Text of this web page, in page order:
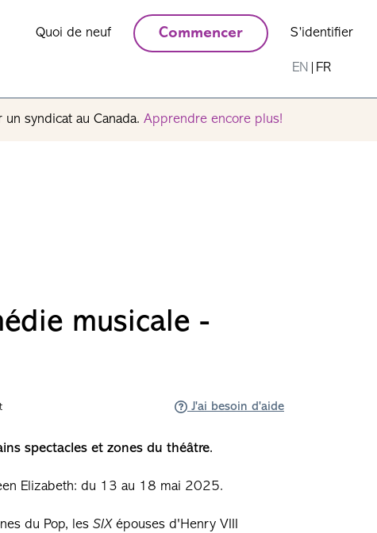
Quoi de neuf Commencer S’identifier
EN FR
syndicat au Canada. Apprendre encore plus!
musicale -
J'ai besoin d'aide
spectacles et zones du théâtre.
Elizabeth: du 13 au 18 mai 2025.
du Pop, les SIXépouses d'Henry VIII